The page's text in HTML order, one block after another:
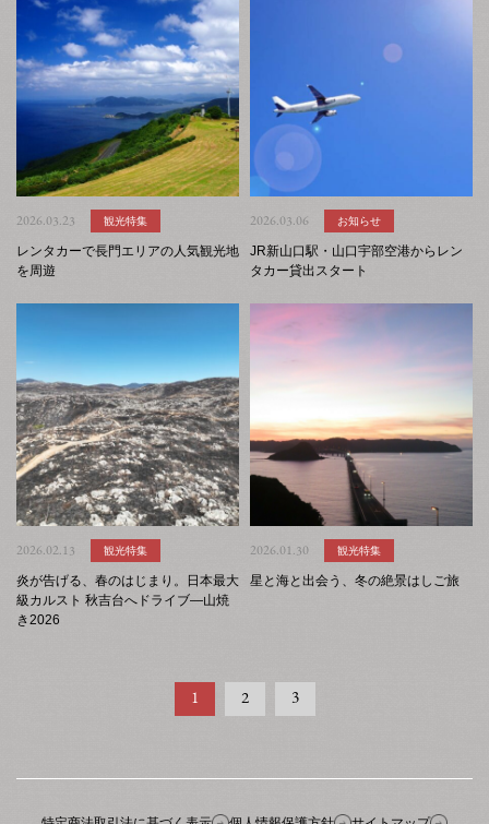
2026.03.23 観光特集
レンタカーで長門エリアの人気観光地
を周遊
2026.03.06 お知らせ
JR新山口駅・山口宇部空港からレン
タカー貸出スタート
2026.02.13 観光特集
炎が告げる、春のはじまり。日本最大
級カルスト 秋吉台へドライブ―山焼
き2026
2026.01.30 観光特集
星と海と出会う、冬の絶景はしご旅
1 2 3